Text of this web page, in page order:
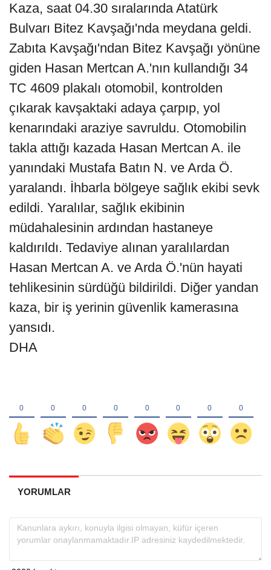
Kaza, saat 04.30 sıralarında Atatürk
Bulvarı Bitez Kavşağı'nda meydana geldi.
Zabıta Kavşağı'ndan Bitez Kavşağı yönüne
giden Hasan Mertcan A.'nın kullandığı 34
TC 4609 plakalı otomobil, kontrolden
çıkarak kavşaktaki adaya çarpıp, yol
kenarındaki araziye savruldu. Otomobilin
takla attığı kazada Hasan Mertcan A. ile
yanındaki Mustafa Batın N. ve Arda Ö.
yaralandı. İhbarla bölgeye sağlık ekibi sevk
edildi. Yaralılar, sağlık ekibinin
müdahalesinin ardından hastaneye
kaldırıldı. Tedaviye alınan yaralılardan
Hasan Mertcan A. ve Arda Ö.'nün hayati
tehlikesinin sürdüğü bildirildi. Diğer yandan
kaza, bir iş yerinin güvenlik kamerasına
yansıdı.
DHA
YORUMLAR